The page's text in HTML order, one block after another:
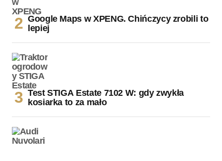
Google Maps w XPENG. Chińczycy zrobili to
lepiej
Test STIGA Estate 7102 W: gdy zwykła
kosiarka to za mało